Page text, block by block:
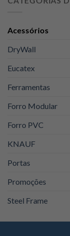
Acessórios
DryWall
Eucatex
Ferramentas
Forro Modular
Forro PVC
KNAUF
Portas
Promoções
Steel Frame